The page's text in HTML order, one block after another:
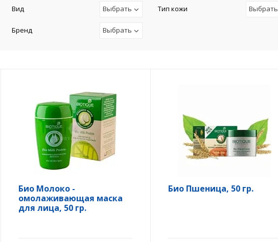
Вид Выбрать Тип кожи Выбрать
Бренд Выбрать
Био Молоко -
омолаживающая маска
для лица, 50 гр.
Био Пшеница, 50 гр.